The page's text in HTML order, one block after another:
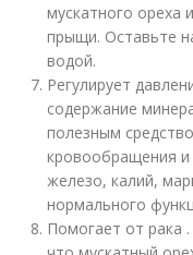
мускатного ореха
прыщи. Оставьте
водой.
Регулирует
содержание
полезным
кровообращения и
железо, калий,
нормального
Помогает от рака